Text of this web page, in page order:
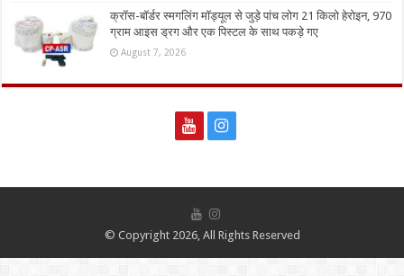
क्रॉस-बॉर्डर स्मगलिंग मॉड्यूल से जुड़े पांच लोग 21 किलो हेरोइन, 970
ग्राम आइस ड्रग और एक पिस्टल के साथ पकड़े गए
August 7, 2026
© Copyright 2026, All Rights Reserved